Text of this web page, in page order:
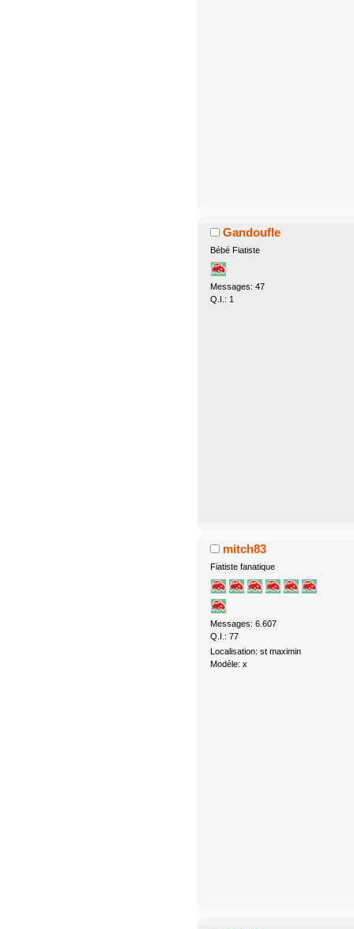
Gandoufle
Bébé Fiatiste
Messages: 47
Q.I.: 1
mitch83
Fiatiste fanatique
Messages: 6.607
Q.I.: 77
Localisation: st maximin
Modèle: x